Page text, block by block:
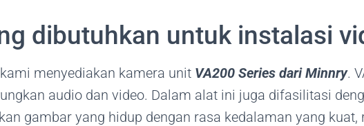
dibutuhkan untuk instalasi
menyediakan kamera unit VA200 Series dari Minnry.
audio dan video. Dalam alat ini juga difasilitasi
gambar yang hidup dengan rasa kedalaman yang